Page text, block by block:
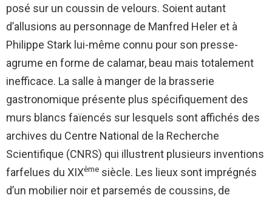
posé sur un coussin de velours. Soient autant
d’allusions au personnage de Manfred Heler et à
Philippe Stark lui-même connu pour son presse-
agrume en forme de calamar, beau mais totalement
inefficace. La salle à manger de la brasserie
gastronomique présente plus spécifiquement des
murs blancs faïencés sur lesquels sont affichés des
archives du Centre National de la Recherche
Scientifique (CNRS) qui illustrent plusieurs inventions
farfelues du XIXème siècle. Les lieux sont imprégnés
d’un mobilier noir et parsemés de coussins, de